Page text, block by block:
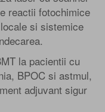
reactii fotochimice
si sistemice
la pacientii cu
BPOC si astmul,
adjuvant sigur